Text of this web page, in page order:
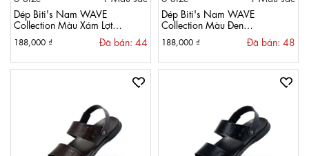
Dép Biti's Nam WAVE
Collection Màu Xám Lợt
188,000 ₫ Đã bán: 44
Dép Biti's Nam WAVE
Collection Màu Đen
188,000 ₫ Đã bán: 48